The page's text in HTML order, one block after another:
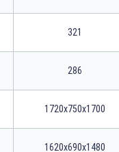
321
286
1720x750x1700
1620x690x1480